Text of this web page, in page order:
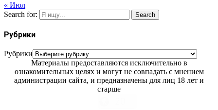
« Июл
Search for:
Search
Рубрики
Рубрики
Материалы предоставляются исключительно в
ознакомительных целях и могут не совпадать с мнением
администрации сайта, и предназначены для лиц 18 лет и
старше